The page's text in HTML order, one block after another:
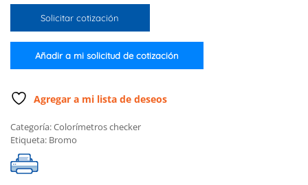
de
calibración
Checker
de
cantidad
Solicitar cotización
Añadir a mi solicitud de cotización
Agregar a mi lista de deseos
Categoría:Colorímetros checker
Etiqueta: Bromo